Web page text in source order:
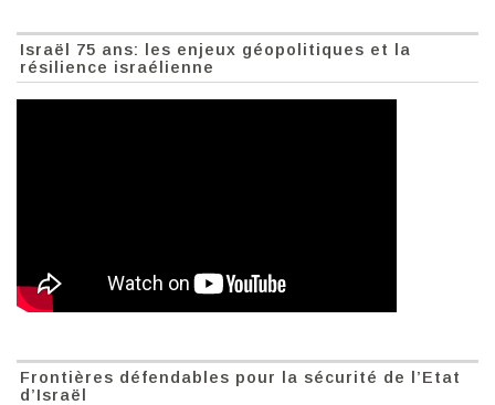
Israël 75 ans: les enjeux géopolitiques et la
résilience israélienne
Frontières défendables pour la sécurité de l’Etat
d’Israël